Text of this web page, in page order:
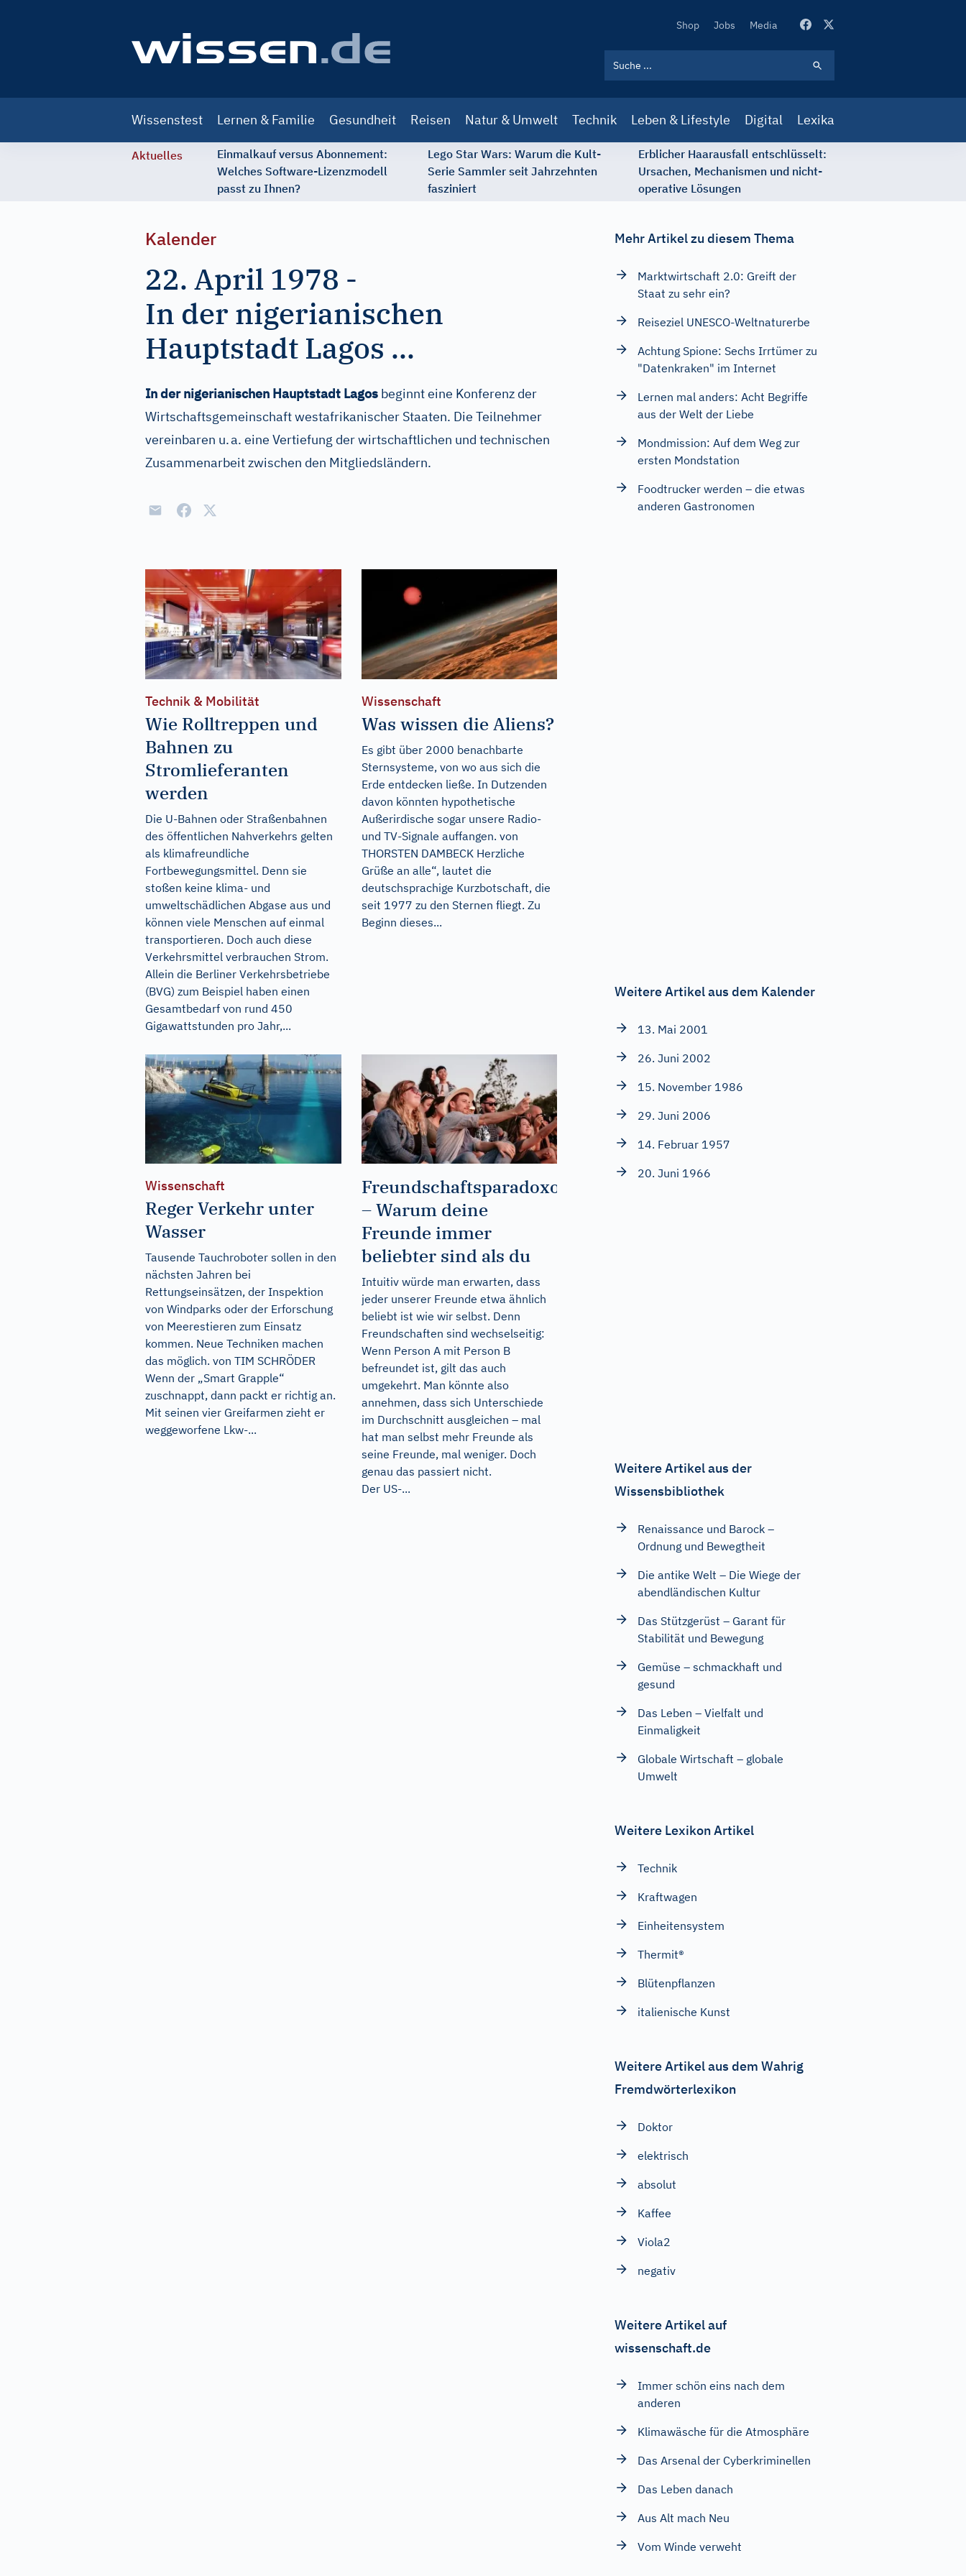
Secondary
Shop Jobs Media
navigation
Wissenstest Lernen & Familie Gesundheit Reisen Natur & Umwelt Technik Leben & Lifestyle Digital Lexika
Aktuelles
Einmalkauf versus Abonnement:
Welches Software-Lizenzmodell
passt zu Ihnen?
Lego Star Wars: Warum die Kult-
Serie Sammler seit Jahrzehnten
fasziniert
Erblicher Haarausfall entschlüsselt:
Ursachen, Mechanismen und nicht-
operative Lösungen
Kalender
22. April 1978 -
In der nigerianischen
Hauptstadt Lagos ...
In der nigerianischen Hauptstadt Lagos beginnt eine Konferenz der
Wirtschaftsgemeinschaft westafrikanischer Staaten. Die Teilnehmer
vereinbaren u. a. eine Vertiefung der wirtschaftlichen und technischen
Zusammenarbeit zwischen den Mitgliedsländern.
Technik & Mobilität
Wie Rolltreppen und
Bahnen zu
Stromlieferanten
werden
Die U-Bahnen oder Straßenbahnen
des öffentlichen Nahverkehrs gelten
als klimafreundliche
Fortbewegungsmittel. Denn sie
stoßen keine klima- und
umweltschädlichen Abgase aus und
können viele Menschen auf einmal
transportieren. Doch auch diese
Verkehrsmittel verbrauchen Strom.
Allein die Berliner Verkehrsbetriebe
(BVG) zum Beispiel haben einen
Gesamtbedarf von rund 450
Gigawattstunden pro Jahr,...
Wissenschaft
Was wissen die Aliens?
Es gibt über 2000 benachbarte
Sternsysteme, von wo aus sich die
Erde entdecken ließe. In Dutzenden
davon könnten hypothetische
Außerirdische sogar unsere Radio-
und TV-Signale auffangen. von
THORSTEN DAMBECK Herzliche
Grüße an alle“, lautet die
deutschsprachige Kurzbotschaft, die
seit 1977 zu den Sternen fliegt. Zu
Beginn dieses...
Wissenschaft
Reger Verkehr unter
Wasser
Tausende Tauchroboter sollen in den
nächsten Jahren bei
Rettungseinsätzen, der Inspektion
von Windparks oder der Erforschung
von Meerestieren zum Einsatz
kommen. Neue Techniken machen
das möglich. von TIM SCHRÖDER
Wenn der „Smart Grapple“
zuschnappt, dann packt er richtig an.
Mit seinen vier Greifarmen zieht er
weggeworfene Lkw-...
Freundschaftsparadoxon
– Warum deine
Freunde immer
beliebter sind als du
Intuitiv würde man erwarten, dass
jeder unserer Freunde etwa ähnlich
beliebt ist wie wir selbst. Denn
Freundschaften sind wechselseitig:
Wenn Person A mit Person B
befreundet ist, gilt das auch
umgekehrt. Man könnte also
annehmen, dass sich Unterschiede
im Durchschnitt ausgleichen – mal
hat man selbst mehr Freunde als
seine Freunde, mal weniger. Doch
genau das passiert nicht.
Der US-...
Mehr Artikel zu diesem Thema
Marktwirtschaft 2.0: Greift der
Staat zu sehr ein?
Reiseziel UNESCO-Weltnaturerbe
Achtung Spione: Sechs Irrtümer zu
"Datenkraken" im Internet
Lernen mal anders: Acht Begriffe
aus der Welt der Liebe
Mondmission: Auf dem Weg zur
ersten Mondstation
Foodtrucker werden – die etwas
anderen Gastronomen
Weitere Artikel aus dem Kalender
13. Mai 2001
26. Juni 2002
15. November 1986
29. Juni 2006
14. Februar 1957
20. Juni 1966
Weitere Artikel aus der
Wissensbibliothek
Renaissance und Barock –
Ordnung und Bewegtheit
Die antike Welt – Die Wiege der
abendländischen Kultur
Das Stützgerüst – Garant für
Stabilität und Bewegung
Gemüse – schmackhaft und
gesund
Das Leben – Vielfalt und
Einmaligkeit
Globale Wirtschaft – globale
Umwelt
Weitere Lexikon Artikel
Technik
Kraftwagen
Einheitensystem
Thermit®
Blütenpflanzen
italienische Kunst
Weitere Artikel aus dem Wahrig
Fremdwörterlexikon
Doktor
elektrisch
absolut
Kaffee
Viola2
negativ
Weitere Artikel auf
wissenschaft.de
Immer schön eins nach dem
anderen
Klimawäsche für die Atmosphäre
Das Arsenal der Cyberkriminellen
Das Leben danach
Aus Alt mach Neu
Vom Winde verweht